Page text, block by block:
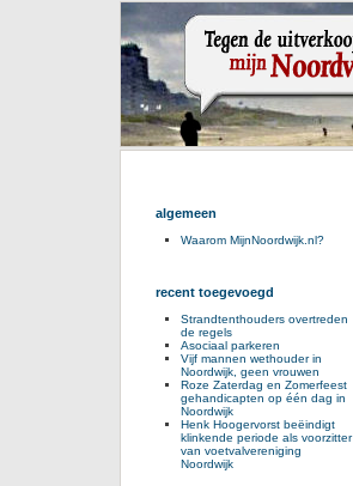
algemeen
Waarom MijnNoordwijk.nl?
recent toegevoegd
Strandtenthouders overtreden
de regels
Asociaal parkeren
Vijf mannen wethouder in
Noordwijk, geen vrouwen
Roze Zaterdag en Zomerfeest
gehandicapten op één dag in
Noordwijk
Henk Hoogervorst beëindigt
klinkende periode als voorzitter
van voetvalvereniging
Noordwijk